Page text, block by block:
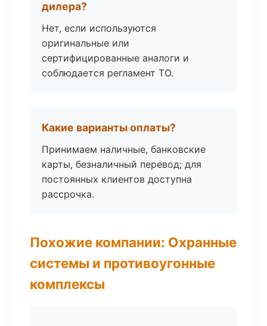
дилера?
Нет, если используются
оригинальные или
сертифицированные аналоги и
соблюдается регламент ТО.
Какие варианты оплаты?
Принимаем наличные, банковские
карты, безналичный перевод; для
постоянных клиентов доступна
рассрочка.
Похожие компании: Охранные
системы и противоугонные
комплексы